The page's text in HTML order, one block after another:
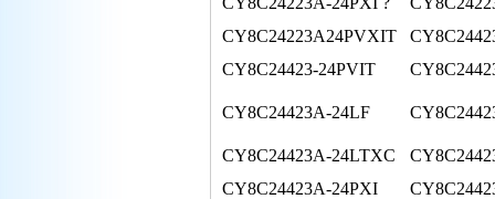
CY8C24223A24PVXIT
CY8C24423-24PVIT
CY8C24423A-24LF
CY8C24423A-24LTXC
CY8C24423A-24PXI